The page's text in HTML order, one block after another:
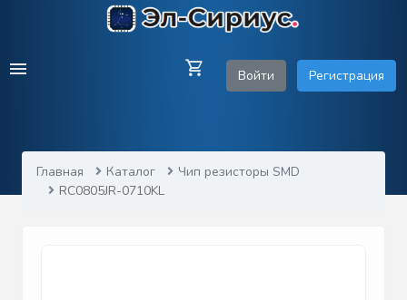
Войти Регистрация
Главная Каталог
Чип резисторы SMD
RC0805JR-0710KL